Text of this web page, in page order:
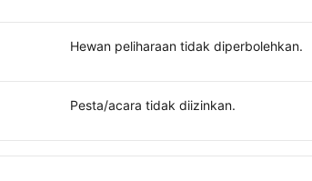
Hewan peliharaan tidak diperbolehkan.
Pesta/acara tidak diizinkan.